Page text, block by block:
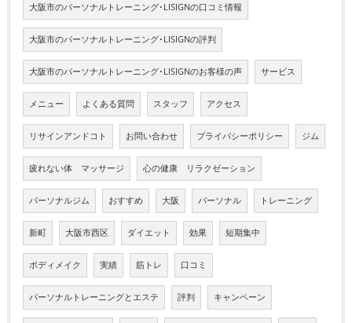
大阪市のパーソナルトレーニング･LISIGNの口コミ情報
大阪市のパーソナルトレーニング･LISIGNの評判
大阪市のパーソナルトレーニング･LISIGNのお客様の声 サービス
メニュー よくある質問 スタッフ アクセス
リサインアンドコト お問い合わせ プライバシーポリシー ジム
疲れない体 マッサージ 心の健康 リラクゼーション
パーソナルジム おすすめ 大阪 パーソナル トレーニング
新町 大阪市西区 ダイエット 効果 短期集中
ボディメイク 実績 筋トレ 口コミ
パーソナルトレーニングとエステ 評判 キャンペーン